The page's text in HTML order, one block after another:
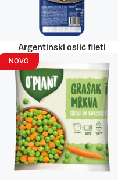
Argentinski oslić fileti
NOVO